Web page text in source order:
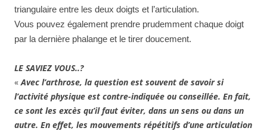
triangulaire entre les deux doigts et l’articulation.
Vous pouvez également prendre prudemment chaque doigt
par la dernière phalange et le tirer doucement.
LE SAVIEZ VOUS..?
« Avec l’arthrose, la question est souvent de savoir si
l’activité physique est contre-indiquée ou conseillée. En fait,
ce sont les excès qu’il faut éviter, dans un sens ou dans un
autre. En effet, les mouvements répétitifs d’une articulation